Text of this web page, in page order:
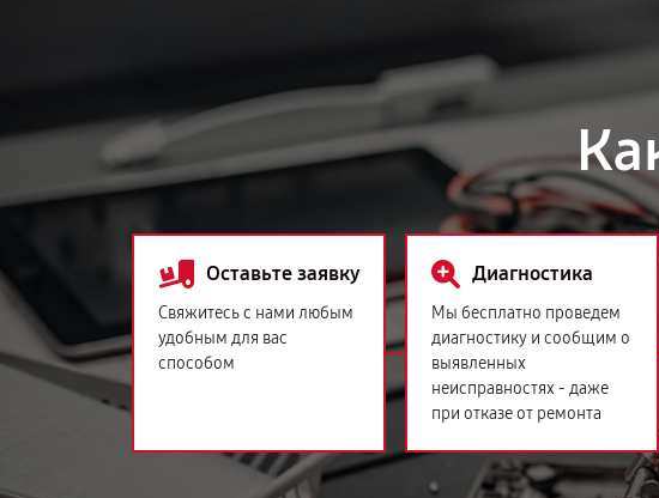
Оставьте заявку
Свяжитесь с нами любым
удобным для вас
способом
Диагностика
Мы бесплатно проведем
диагностику и сообщим о
выявленных
неисправностях - даже
при отказе от ремонта